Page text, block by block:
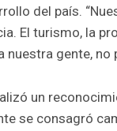
del país.
El turismo, la
gente, no
un
se consagró